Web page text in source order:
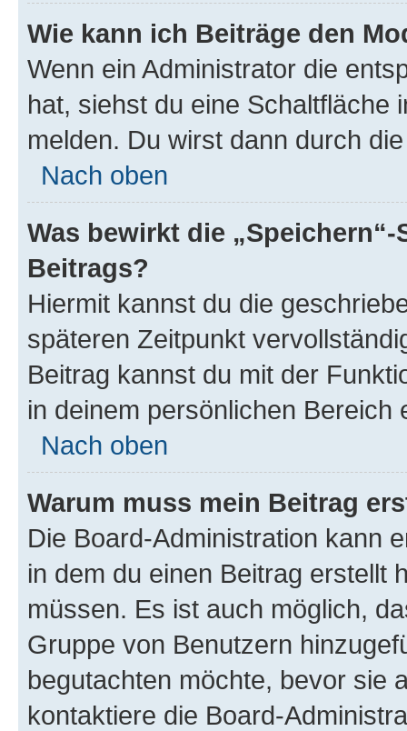
Wie kann ich Beiträge den
Wenn ein Administrator die
hat, siehst du eine Schaltfläche
melden. Du wirst dann durch
Nach oben
Was bewirkt die
Beitrags?
Hiermit kannst du die
späteren Zeitpunkt
Beitrag kannst du mit der
in deinem persönlichen Bereich
Nach oben
Warum muss mein Beitrag
Die Board-Administration kann
in dem du einen Beitrag erstellt
müssen. Es ist auch möglich,
Gruppe von Benutzern
begutachten möchte, bevor sie
kontaktiere die Board-